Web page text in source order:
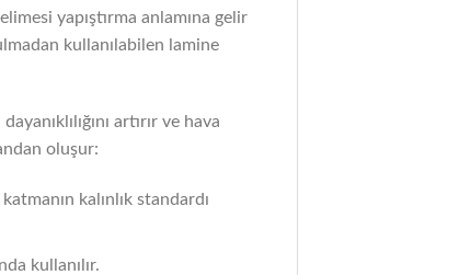
yapıştırma anlamına gelir
kullanılabilen lamine
artırır ve hava
oluşur:
kalınlık standardı
kullanılır.